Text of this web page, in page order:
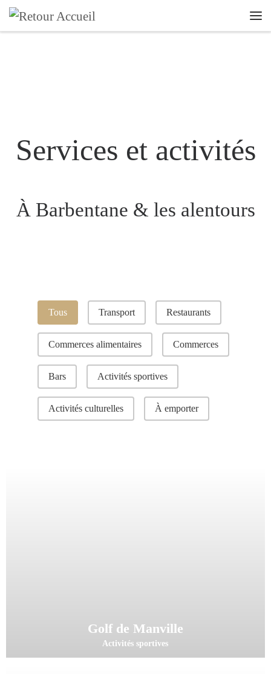
Skip to content
Services et activités
À Barbentane & les alentours
CatégoriesTous Transport Restaurants
Commerces alimentaires Commerces
Bars Activités sportives
Activités culturelles À emporter
Golf de Manville
Activités sportives